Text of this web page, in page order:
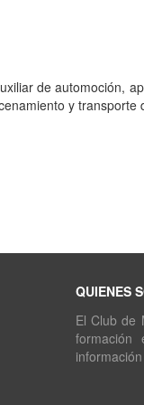
de automoción,
y transporte
QUIENES
El Club de
formación